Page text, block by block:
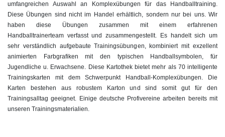
umfangreichen Auswahl an Komplexübungen für das Handballtraining.
Diese Übungen sind nicht im Handel erhältlich, sondern nur bei uns. Wir
haben diese Übungen zusammen mit einem erfahrenen
Handballtrainerteam verfasst und zusammengestellt. Es handelt sich um
sehr verständlich aufgebaute Trainingsübungen, kombiniert mit exzellent
animierten Farbgrafiken mit den typischen Handballsymbolen, für
Jugendliche u. Erwachsene. Diese Kartothek bietet mehr als 70 intelligente
Trainingskarten mit dem Schwerpunkt Handball-Komplexübungen. Die
Karten bestehen aus robustem Karton und sind somit gut für den
Trainingsalltag geeignet. Einige deutsche Profivereine arbeiten bereits mit
unseren Trainingsmaterialien.